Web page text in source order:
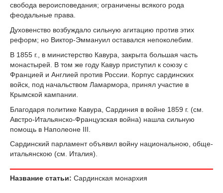
свобода вероисповедания; ограничены всякого рода
феодальные права.
Духовенство возбуждало сильную агитацию против этих
реформ; но Виктор-Эммануил оставался непоколебим.
В 1855 г., в министерство Кавура, закрыта большая часть
монастырей. В том же году Кавур приступил к союзу с
Францией и Англией против России. Корпус сардинских
войск, под начальством Ламармора, принял участие в
Крымской кампании.
Благодаря политике Кавура, Сардиния в войне 1859 г. (см.
Австро-Итальянско-Французская война) нашла сильную
помощь в Наполеоне III.
Сардинский парламент объявил войну национальною, обще-
итальянскою (см. Италия).
Название статьи: Сардинская монархия